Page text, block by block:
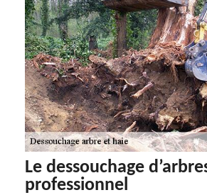
Le dessouchage
professionnel